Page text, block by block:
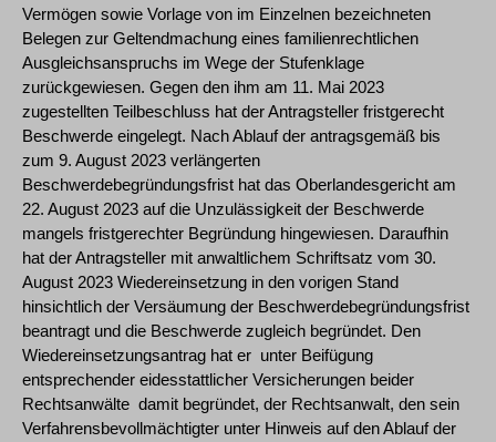
Vermögen sowie Vorlage von im Einzelnen bezeichneten
Belegen zur Geltendmachung eines familienrechtlichen
Ausgleichsanspruchs im Wege der Stufenklage
zurückgewiesen. Gegen den ihm am 11. Mai 2023
zugestellten Teilbeschluss hat der Antragsteller fristgerecht
Beschwerde eingelegt. Nach Ablauf der antragsgemäß bis
zum 9. August 2023 verlängerten
Beschwerdebegründungsfrist hat das Oberlandesgericht am
22. August 2023 auf die Unzulässigkeit der Beschwerde
mangels fristgerechter Begründung hingewiesen. Daraufhin
hat der Antragsteller mit anwaltlichem Schriftsatz vom 30.
August 2023 Wiedereinsetzung in den vorigen Stand
hinsichtlich der Versäumung der Beschwerdebegründungsfrist
beantragt und die Beschwerde zugleich begründet. Den
Wiedereinsetzungsantrag hat er ­ unter Beifügung
entsprechender eidesstattlicher Versicherungen beider
Rechtsanwälte ­ damit begründet, der Rechtsanwalt, den sein
Verfahrensbevollmächtigter unter Hinweis auf den Ablauf der